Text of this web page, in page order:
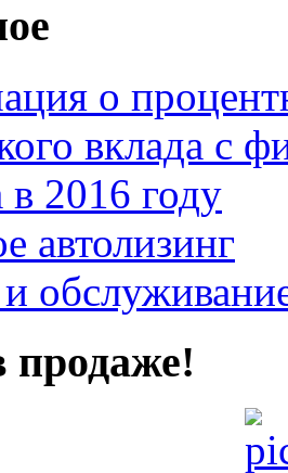
о
вклада с
в 2016 году
автолизинг